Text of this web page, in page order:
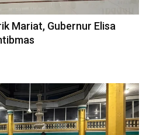
Mariat, Gubernur Elisa